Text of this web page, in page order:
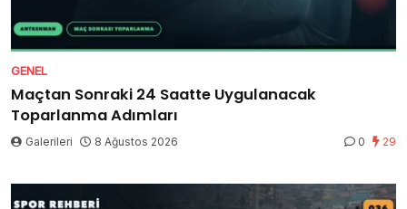
GENEL
Maçtan Sonraki 24 Saatte Uygulanacak
Toparlanma Adımları
Galerileri 8 Ağustos 2026 0 29